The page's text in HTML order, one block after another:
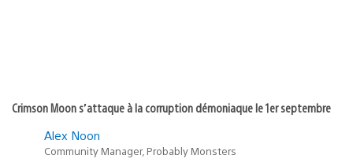
Crimson Moon s’attaque à la corruption démoniaque le 1er septembre
Alex Noon
Community Manager, Probably Monsters